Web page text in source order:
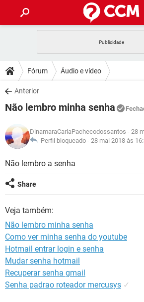
CELULAR
OUTLOOK
INSTAGRAM GMAIL
DICAS
JOGOS
INSTAGRAM GMAIL
GUIA DE COMPRAS
DOWNLOADS
JOGOS
OUTLOOK EXCEL
INSTAGRAM
JOGOS
CELULAR
OUTLOOK
INSTAGRAM
GLOSSÁRIO
JOGOS
INSTAGRAM
GUIA DE COMPRAS
Fórum Áudio e vídeo
Anterior
Não lembro minha senha
DinamaraCarlaPachecodossantos - 28
Perfil bloqueado - 28 mai 2018 às
Não lembro a senha
Share
Veja também:
Não lembro minha senha
Como ver minha senha do youtube
Hotmail entrar login e senha
Mudar senha hotmail
Recuperar senha gmail
Senha padrao roteador mercusys ✓